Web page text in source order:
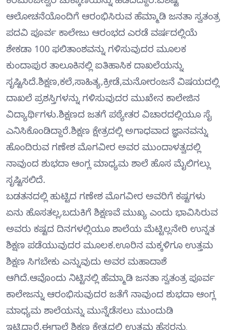
ಆಲೋಚನೆಯೊಂದಿಗೆ ಆರಂಭಿಸಿರುವ ಹೆಮ್ಮಾಡಿ ಜನತಾ ಸ್ವತಂತ್ರ
ಪದವಿ ಪೂರ್ವ ಕಾಲೇಜು ಆರಂಭದ ಎರಡೆ ವರ್ಷದಲ್ಲಿಯೆ
ಶೇಕಡಾ 100 ಫಲಿತಾಂಶವನ್ನು ಗಳಿಸುವುದರ ಮೂಲಕ
ಕುಂದಾಪುರ ತಾಲೂಕಿನಲ್ಲಿ ಐತಿಹಾಸಿಕ ದಾಖಲೆಯನ್ನು
ಸೃಷ್ಟಿಸಿದೆ.ಶಿಕ್ಷಣ,ಕಲೆ,ಸಾಹಿತ್ಯ,ಕ್ರೀಡೆ,ಮನೋರಂಜನೆ ವಿಷಯದಲ್ಲಿ
ದಾಖಲೆ ಪ್ರಶಸ್ತಿಗಳನ್ನು ಗಳಿಸುವುದರ ಮುಖೇನ ಕಾಲೇಜಿನ
ವಿದ್ಯಾರ್ಥಿಗಳು.ಶಿಕ್ಷಣದ ಜತಗೆ ಪಠ್ಯೇತರ ವಿಚಾರದಲ್ಲಿಯೂ ಸೈ
ಎನಿಸಿಕೊಂಡಿದ್ದಾರೆ.ಶಿಕ್ಷಣ ಕ್ಷೇತ್ರದಲ್ಲಿ ಅಗಾಧವಾದ ಜ್ಞಾನವನ್ನು
ಹೊಂದಿರುವ ಗಣೇಶ ಮೊಗವೀರ ಅವರ ಮುಂದಾಳತ್ವದಲ್ಲಿ
ನಾವುಂದ ಶುಭದಾ ಆಂಗ್ಲ ಮಾಧ್ಯಮ ಶಾಲೆ ಹೊಸ ಮೈಲಿಗಲ್ಲು
ಸೃಷ್ಟಿಸಲಿದೆ.
ಬಡತನದಲ್ಲಿ ಹುಟ್ಟಿದ ಗಣೇಶ ಮೊಗವೀರ ಅವರಿಗೆ ಕಷ್ಟಗಳು
ಏನು ಹೊಸತಲ್ಲ,ಬದುಕಿಗೆ ಶಿಕ್ಷಣವೆ ಮುಖ್ಯ ಎಂದು ಭಾವಿಸಿರುವ
ಅವರು ಕಷ್ಟದ ದಿನಗಳಲ್ಲಿಯೂ ಶಾಲೆಯ ಮೆಟ್ಟಿಲ್ಲನೇರಿ ಉನ್ನತ
ಶಿಕ್ಷಣ ಪಡೆಯುವುದರ ಮೂಲಕ.ಊರಿನ ಮಕ್ಕಳಿಗೂ ಉತ್ತಮ
ಶಿಕ್ಷಣ ಸಿಗಬೇಕು ಎನ್ನುವುದು ಅವರ ಮಹಾದಾಶೆ
ಆಗಿದೆ.ಆವೊಂದು ನಿಟ್ಟಿನಲ್ಲಿ ಹೆಮ್ಮಾಡಿ ಜನತಾ ಸ್ವತಂತ್ರ ಪೂರ್ವ
ಕಾಲೇಜನ್ನು ಆರಂಭಿಸುವುದರ ಜತೆಗೆ ನಾವುಂದ ಶುಭದಾ ಆಂಗ್ಲ
ಮಾಧ್ಯಮ ಶಾಲೆಯನ್ನು ಮುನ್ನೆಡೆಸಲು ಮುಂದುಡಿ